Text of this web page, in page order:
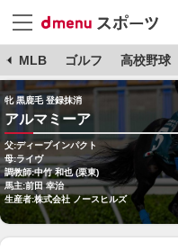
MLB ゴルフ 高校野球
牝 黒鹿毛 登録抹消
アルマミーア
父:ディープインパクト
母:ライヴ
調教師:中竹 和也 (栗東)
馬主:前田 幸治
生産者:株式会社 ノースヒルズ